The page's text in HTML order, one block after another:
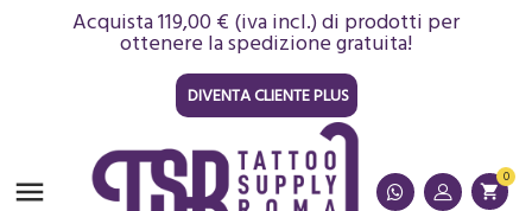
Acquista 119,00 € (iva incl.) di prodotti per
ottenere la spedizione gratuita!
DIVENTA CLIENTE PLUS
 shopping_cart
0